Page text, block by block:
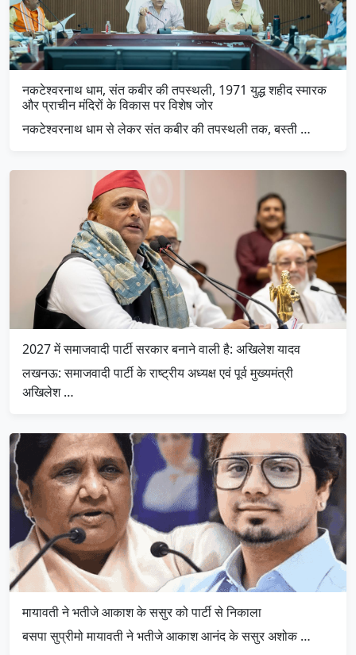
नकटेश्वरनाथ धाम, संत कबीर की तपस्थली, 1971 युद्ध शहीद स्मारक
और प्राचीन मंदिरों के विकास पर विशेष जोर
नकटेश्वरनाथ धाम से लेकर संत कबीर की तपस्थली तक, बस्ती …
2027 में समाजवादी पार्टी सरकार बनाने वाली है: अखिलेश यादव
लखनऊ: समाजवादी पार्टी के राष्ट्रीय अध्यक्ष एवं पूर्व मुख्यमंत्री
अखिलेश …
मायावती ने भतीजे आकाश के ससुर को पार्टी से निकाला
बसपा सुप्रीमो मायावती ने भतीजे आकाश आनंद के ससुर अशोक …